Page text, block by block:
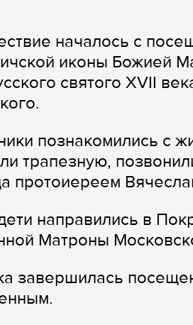
началось с
иконы Божией
святого XVII
познакомились с
трапезную,
протоиереем
направились в
Матроны
завершилась